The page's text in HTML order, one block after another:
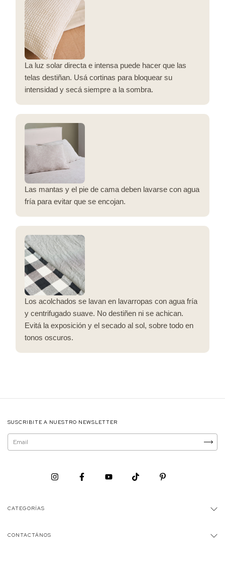
La luz solar directa e intensa puede hacer que las
telas destiñan. Usá cortinas para bloquear su
intensidad y secá siempre a la sombra.
Las mantas y el pie de cama deben lavarse con agua
fría para evitar que se encojan.
Los acolchados se lavan en lavarropas con agua fría
y centrifugado suave. No destiñen ni se achican.
Evitá la exposición y el secado al sol, sobre todo en
tonos oscuros.
SUSCRIBITE A NUESTRO NEWSLETTER
CATEGORÍAS
CONTACTÁNOS